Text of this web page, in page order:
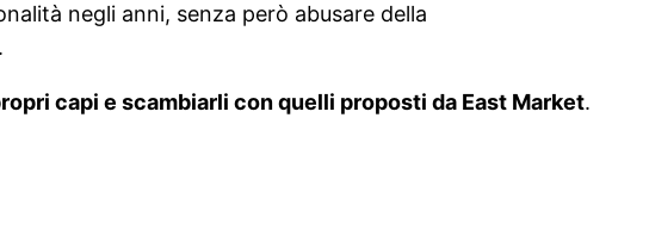
negli anni, senza però abusare della
capi e scambiarli con quelli proposti da East Market.